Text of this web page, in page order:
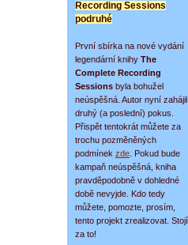
Recording Sessions
podruhé
První sbírka na nové vydání
legendární knihy The
Complete Recording
Sessions byla bohužel
neúspěšná. Autor nyní zahájil
druhý (a poslední) pokus.
Přispět tentokrát můžete za
trochu pozměněných
podmínek zde . Pokud bude
kampaň neúspěšná, kniha
pravděpodobně v dohledné
době nevyjde. Kdo tedy
můžete, pomozte, prosím,
tento projekt zrealizovat. Stojí
za to!